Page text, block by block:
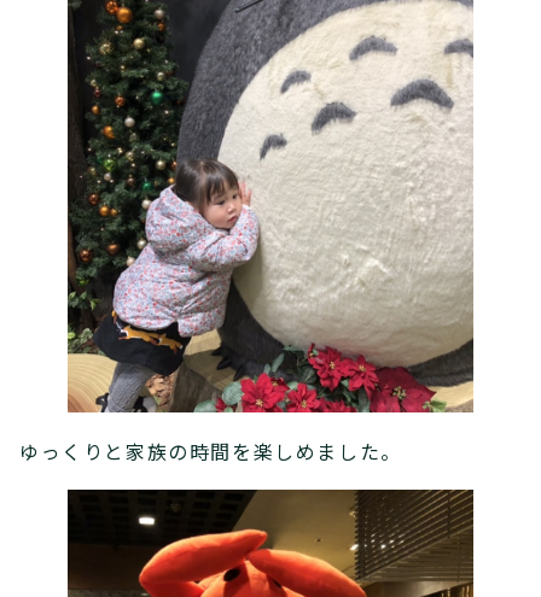
ゆっくりと家族の時間を楽しめました。